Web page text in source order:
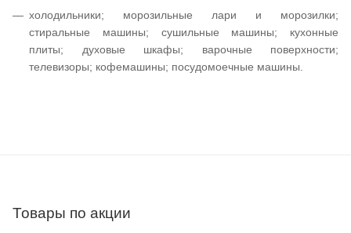
холодильники; морозильные лари и морозилки;
стиральные машины; сушильные машины; кухонные
плиты; духовые шкафы; варочные поверхности;
телевизоры; кофемашины; посудомоечные машины.
Товары по акции